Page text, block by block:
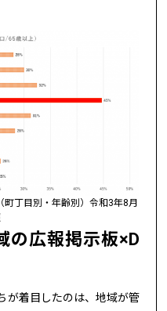
丁目別・年齢別）令和3年8月
の広報掲示板×D
が着目したのは、地域が管